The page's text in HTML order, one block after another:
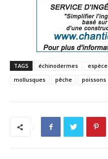
TAGS échinodermes espèce
mollusques
pêche poissons